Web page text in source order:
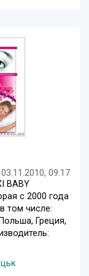
03.11.2010, 09:17
BABY
с 2000 года
том числе:
Греция,